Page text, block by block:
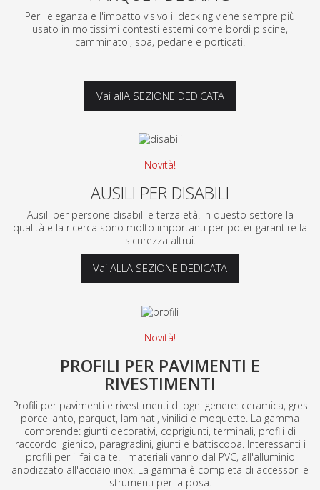
Per l'eleganza e l'impatto visivo il decking viene sempre più
usato in moltissimi contesti esterni come bordi piscine,
camminatoi, spa, pedane e porticati.
Vai allA SEZIONE DEDICATA
Novità!
AUSILI PER DISABILI
Ausili per persone disabili e terza età. In questo settore la
qualità e la ricerca sono molto importanti per poter garantire la
sicurezza altrui.
Vai ALLA SEZIONE DEDICATA
Novità!
PROFILI PER PAVIMENTI E
RIVESTIMENTI
Profili per pavimenti e rivestimenti di ogni genere: ceramica, gres
porcellanto, parquet, laminati, vinilici e moquette. La gamma
comprende: giunti decorativi, coprigiunti, terminali, profili di
raccordo igienico, paragradini, giunti e battiscopa. Interessanti i
profili per il fai da te. I materiali vanno dal PVC, all'alluminio
anodizzato all'acciaio inox. La gamma è completa di accessori e
strumenti per la posa.